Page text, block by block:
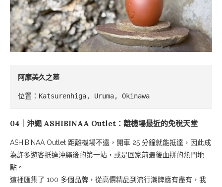
阿摩美久之墓
位置：Katsurenhiga, Uruma, Okinawa
04｜沖繩 ASHIBINAA Outlet：離機場最近的免稅天堂
ASHIBINAA Outlet 距離機場不遠，開車 25 分鐘就能抵達，因此成
為許多遊客抵達沖繩後的第一站，或是回家前最後血拼的熱門地
點。
這裡匯集了 100 多個品牌，從高價精品到流行潮牌應有盡有，我